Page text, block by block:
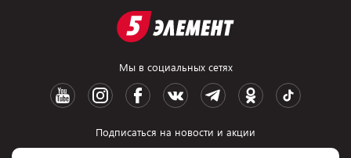
Мы в социальных сетях
Подписаться на новости и акции